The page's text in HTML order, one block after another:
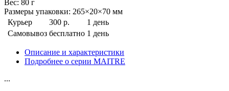
Веc: 80 г
Размеры упаковки: 265×20×70 мм
Курьер
300 р.
1 день
Самовывоз бесплатно 1 день
Описание и характеристики
Подробнее о серии MAITRE
...